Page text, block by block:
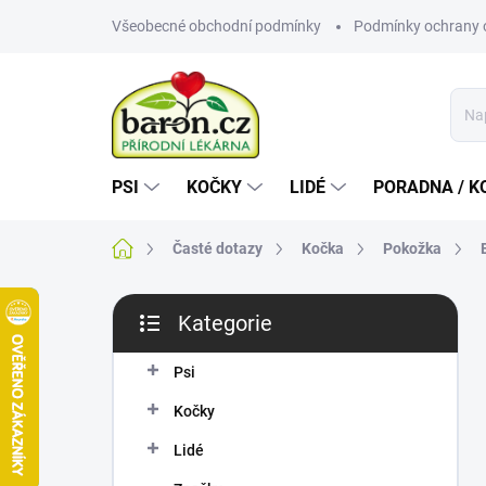
Všeobecné obchodní podmínky Podmínky ochrany
PSI KOČKY LIDÉ PORADNA /
Domů Časté dotazy Kočka Pokožka
P
s
kategorie
Kategorie
Psi
Kočky
Lidé